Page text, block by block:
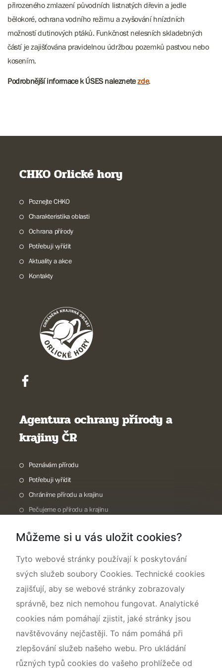
přirozeného zmlazení původních listnatých dřevin a jedle
bělokoré, ochrana vodního režimu a zvyšování hnízdních
možností dutinových ptáků. Funkčnost nelesních skladebných
částí je zajišťována pravidelnou údržbou pozemků pastvou nebo
kosením.
Podrobnější informace k ÚSES naleznetezde.
CHKO Orlické hory
Poznejte CHKO
Charakteristika oblasti
Ochrana přírody
Potřebuji vyřídit
Aktuality a akce
Kontakty
Agentura ochrany přírody a
krajiny ČR
Poznávám přírodu
Potřebuji vyřídit
Chráníme přírodu a krajinu
Pečujeme o přírodu a krajinu
O nás
Můžeme si u vás uložit cookies?
Tyto webové stránky používají k poskytování
svých služeb soubory Cookies. Technické cookies
zajišťují, aby se webové stránky zobrazovaly
správně, bez nich nemohou fungovat. Analytické
cookies nám pomáhají zjistit, jaké stránky jsou
navštěvovány nejčastěji. To nám pomáhá při
zlepšování služeb našeho webu. Pro ukládání
různých typů cookies do vašeho prohlížeče od